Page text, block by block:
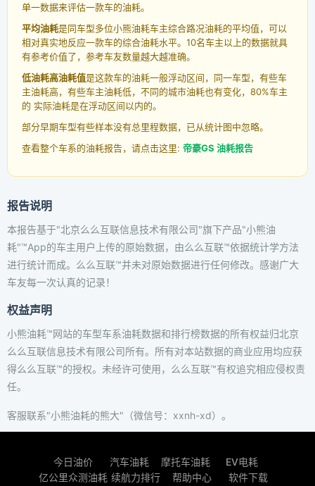
单一数据来评估一款车的油耗。
平均油耗是同车型多位小熊油耗车主综合路况油耗的平均值，可以
相对真实地反应一款车的综合油耗水平。10名车主以上的数据就具
有参考价值了，参考车友数量越大越准确。
低油耗高油耗值是这款车的油耗一般浮动区间，同一车型，有些车
主油耗高，有些车主油耗低，不同的城市油耗也有变化，80%车主
的 实际油耗是在浮动区间以内的。
部分早期车型有些样本没有总里程数据，已从统计图中忽略。
查看整个车系的油耗报告，请点击这里: 帝豪GS 油耗报告
报告说明
本报告基于"北京么么互联信息技术有限公司"旗下产品"小熊油
耗"™App的车主用户上传的原始数据，由么么互联™依据统计学方法
进行统计而成。么么互联™并未对原始数据进行任何修改。感谢广大
车友每一次认真的记录！
权益声明
小熊油耗™网站的车型车系油耗数据和排行榜数据的所有权益归北京
么么互联信息技术有限公司所有。所有对本站数据的商业应用均应获
得么么互联™的授权。未经许可使用，么么互联™有权追究相应侵权责
任。
客服联系"小熊油耗的熊大"（微信号：xxnh-xd）。
今日油价 汽车油耗 摩托车油耗
EV电耗
亿公里众测油耗 续航力排行 帮助中心 软件下载